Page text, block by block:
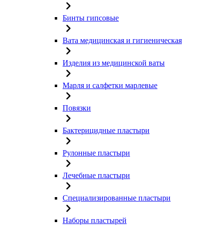
Бинты гипсовые
Вата медицинская и гигиеническая
Изделия из медицинской ваты
Марля и салфетки марлевые
Повязки
Бактерицидные пластыри
Рулонные пластыри
Лечебные пластыри
Специализированные пластыри
Наборы пластырей